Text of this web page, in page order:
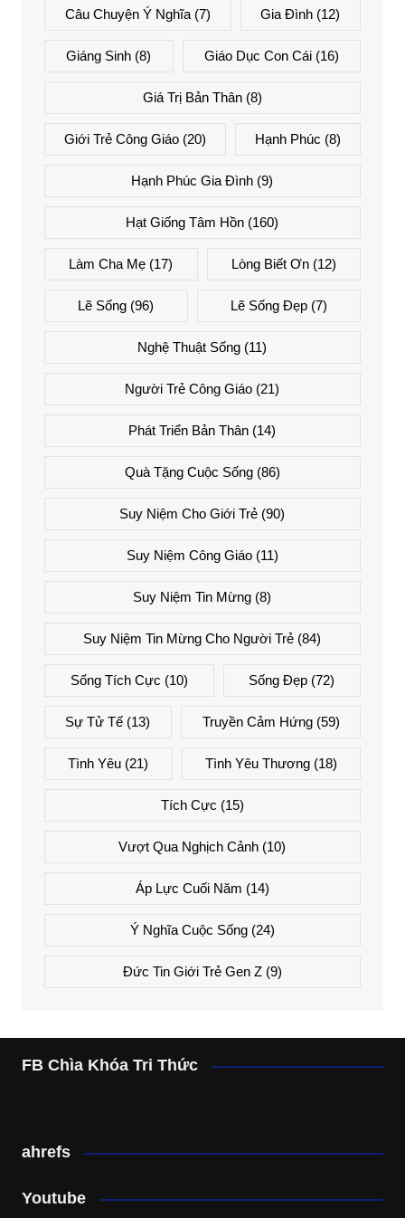
Câu Chuyện Ý Nghĩa(7) Gia Đình (12)
Giáng Sinh (8) Giáo Dục Con Cái(16)
Giá Trị Bản Thân(8)
Giới Trẻ Công Giáo(20) Hạnh Phúc (8)
Hạnh Phúc Gia Đình (9)
Hạt Giống Tâm Hồn (160)
Làm Cha Mẹ (17) Lòng Biết Ơn(12)
Lẽ Sống (96) Lẽ Sống Đẹp(7)
Nghệ Thuật Sống (11)
Người Trẻ Công Giáo (21)
Phát Triển Bản Thân (14)
Quà Tặng Cuộc Sống(86)
Suy Niệm Cho Giới Trẻ (90)
Suy Niệm Công Giáo(11)
Suy Niệm Tin Mừng (8)
Suy Niệm Tin Mừng Cho Người Trẻ (84)
Sống Tích Cực (10) Sống Đẹp (72)
Sự Tử Tế (13) Truyền Cảm Hứng(59)
Tình Yêu (21) Tình Yêu Thương(18)
Tích Cực (15)
Vượt Qua Nghịch Cảnh (10)
Áp Lực Cuối Năm (14)
Ý Nghĩa Cuộc Sống(24)
Đức Tin Giới Trẻ Gen Z(9)
FB Chìa Khóa Tri Thức
ahrefs
Youtube